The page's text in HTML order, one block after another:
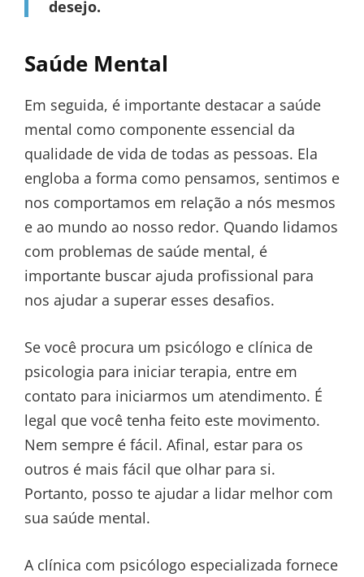
desejo.
Saúde Mental
Em seguida, é importante destacar a saúde
mental como componente essencial da
qualidade de vida de todas as pessoas. Ela
engloba a forma como pensamos, sentimos e
nos comportamos em relação a nós mesmos
e ao mundo ao nosso redor. Quando lidamos
com problemas de saúde mental, é
importante buscar ajuda profissional para
nos ajudar a superar esses desafios.
Se você procura um psicólogo e clínica de
psicologia para iniciar terapia, entre em
contato para iniciarmos um atendimento. É
legal que você tenha feito este movimento.
Nem sempre é fácil. Afinal, estar para os
outros é mais fácil que olhar para si.
Portanto, posso te ajudar a lidar melhor com
sua saúde mental.
A clínica com psicólogo especializada fornece